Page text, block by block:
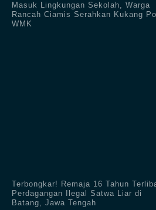
Masuk Lingkungan Sekolah, Warga
Rancah Ciamis Serahkan Kukang
WMK
Terbongkar! Remaja 16 Tahun
Perdagangan Ilegal Satwa Liar di
Batang, Jawa Tengah